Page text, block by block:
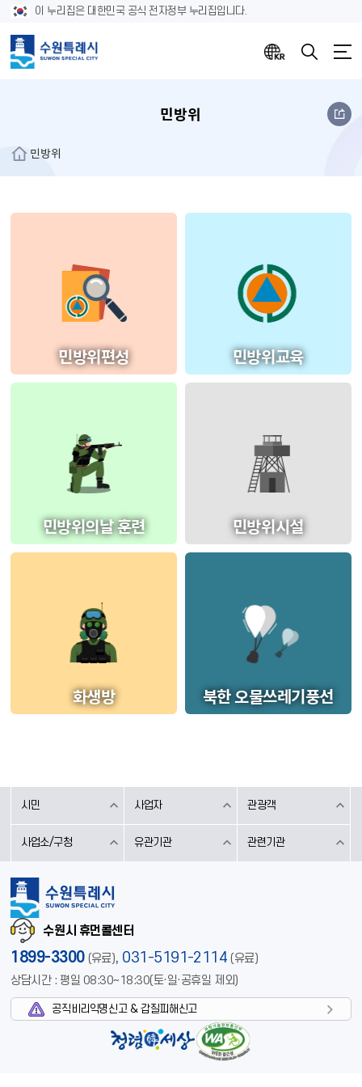
이 누리집은 대한민국 공식 전자정부 누리집입니다.
민방위
민방위
민방위편성 민방위교육
민방위의날 훈련 민방위시설
화생방 북한 오물쓰레기풍선
시민 사업자 관광객
사업소/구청 유관기관 관련기관
수원시 휴먼콜센터
1899-3300 (유료), 031-5191-2114 (유료)
상담시간 : 평일 08:30~18:30(토·일·공휴일 제외)
공직비리익명신고 & 갑질피해신고